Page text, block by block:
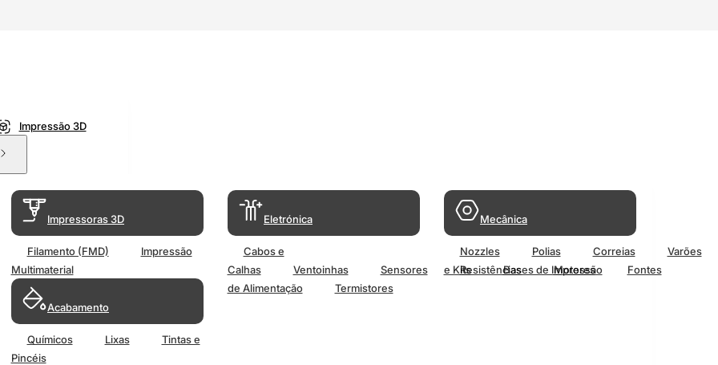
Impressão 3D
Impressoras 3D
Filamento (FMD)
Impressão
Multimaterial
Acabamento
Químicos Lixas
Tintas e
Pincéis
Eletrónica
Cabos e
Calhas
Ventoinhas Sensores Resistências Motores
Fontes
de Alimentação
Termistores
Mecânica
Nozzles Polias Correias
Varões
e Kits
Bases de Impressão